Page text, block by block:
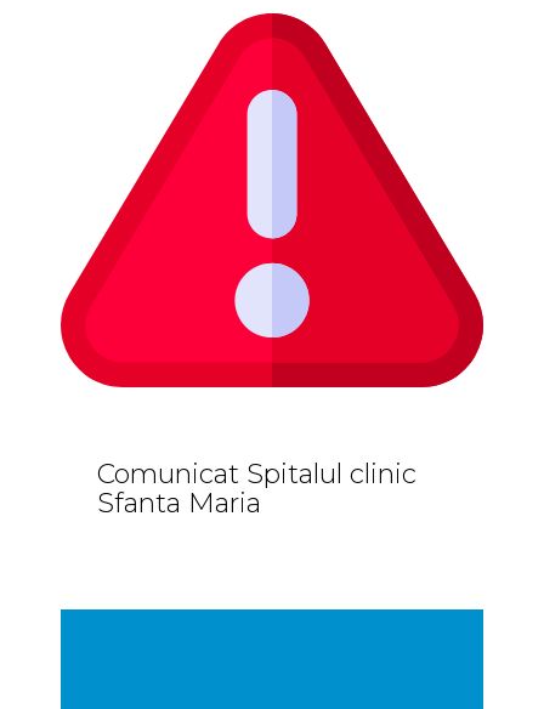
Comunicat Spitalul clinic
Sfanta Maria